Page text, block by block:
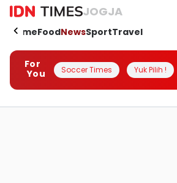
JOGJA
HomeFoodNewsSportTravel
For
You
Soccer Times Yuk Pilih !